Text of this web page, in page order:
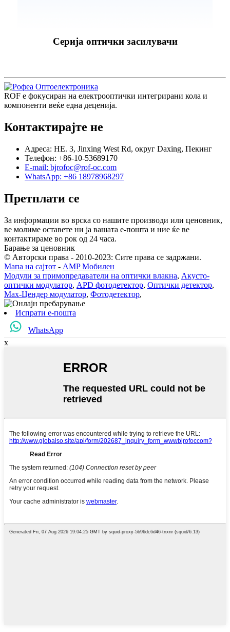
Серија оптички засилувачи
ROF е фокусиран на електрооптички интегрирани кола и
компоненти веќе една деценија.
Контактирајте не
Адреса: НЕ. 3, Jinxing West Rd, округ Daxing, Пекинг
Телефон: +86-10-53689170
E-mail: bjrofoc@rof-oc.com
WhatsApp: +86 18978968297
Претплати се
За информации во врска со нашите производи или ценовник,
ве молиме оставете ни ја вашата е-пошта и ние ќе ве
контактираме во рок од 24 часа.
Барање за ценовник
© Авторски права - 2010-2023: Сите права се задржани.
Мапа на сајтот - AMP Мобилен
Модули за примопредаватели на оптички влакна, Акусто-
оптички модулатор, APD фотодетектор, Оптички детектор,
Мах-Цендер модулатор, Фотодетектор,
Испрати е-пошта
WhatsApp
x